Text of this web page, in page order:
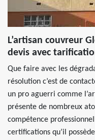
L’artisan couvreur
devis avec
Que faire avec les
résolution c’est de
un pro aguerri comme
présente de nombreux
compétence
certifications qu’il